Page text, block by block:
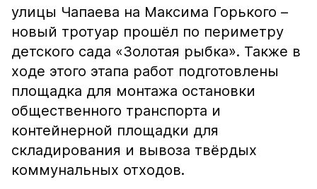
улицы Чапаева на Максима Горького –
новый тротуар прошёл по периметру
детского сада «Золотая рыбка». Также в
ходе этого этапа работ подготовлены
площадка для монтажа остановки
общественного транспорта и
контейнерной площадки для
складирования и вывоза твёрдых
коммунальных отходов.